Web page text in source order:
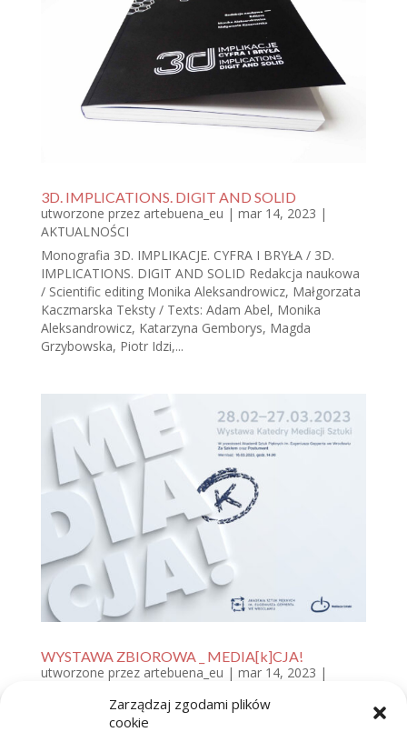
Zarządzaj zgodami plików
cookie
3D. IMPLICATIONS. DIGIT AND SOLID
utworzone przez artebuena_eu | mar 14, 2023 |
AKTUALNOŚCI
Monografia 3D. IMPLIKACJE. CYFRA I BRYŁA / 3D.
IMPLICATIONS. DIGIT AND SOLID Redakcja naukowa
/ Scientific editing Monika Aleksandrowicz, Małgorzata
Kaczmarska Teksty / Texts: Adam Abel, Monika
Aleksandrowicz, Katarzyna Gemborys, Magda
Grzybowska, Piotr Idzi,...
WYSTAWA ZBIOROWA _ MEDIA[k]CJA!
utworzone przez artebuena_eu | mar 14, 2023 |
Wystawa Katedry Mediacji Sztuki MEDIA[k]CJA!
Wystawa Katedry Mediacji Sztuki w przestrzeni